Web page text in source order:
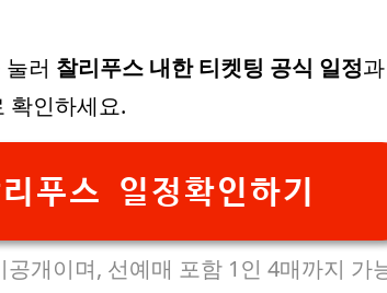
눌러 찰리푸스 내한 티켓팅 공식 일정
확인하세요.
푸스 일정확인하기
공개이며, 선예매 포함 1인 4매까지 가